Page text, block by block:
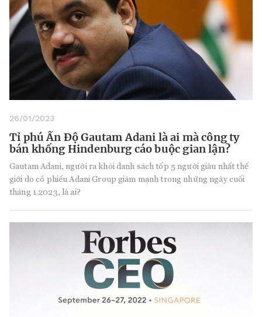
26/01/2023
Tỉ phú Ấn Độ Gautam Adani là ai mà công ty
bán khống Hindenburg cáo buộc gian lận?
Gautam Adani, người ra khỏi danh sách tốp 5 người giàu nhất thế
giới do cổ phiếu Adani Group giảm mạnh trong những ngày cuối
tháng 1.2023, là ai?